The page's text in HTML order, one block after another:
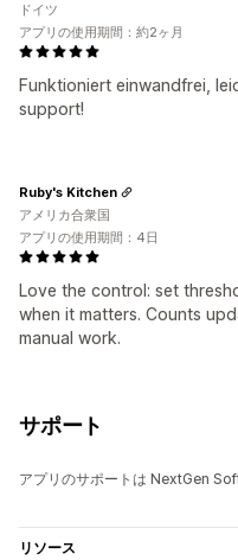
Funktioniert einwandfrei,
support!
ドイツ
アプリの使用期間：約2ヶ月
Love the control: set
when it matters. Counts
manual work.
Ruby's Kitchen
アメリカ合衆国
アプリの使用期間：4日
サポート
アプリのサポートは NextGen
リソース